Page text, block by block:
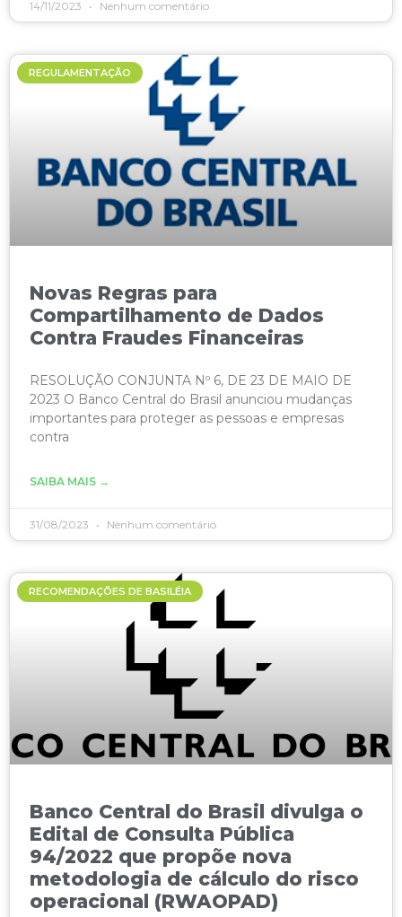
14/11/2023 Nenhum comentário
REGULAMENTAÇÃO
Novas Regras para
Compartilhamento de Dados
Contra Fraudes Financeiras
RESOLUÇÃO CONJUNTA Nº 6, DE 23 DE MAIO DE
2023 O Banco Central do Brasil anunciou mudanças
importantes para proteger as pessoas e empresas
contra
SAIBA MAIS →
31/08/2023 Nenhum comentário
RECOMENDAÇÕES DE BASILÉIA
Banco Central do Brasil divulga o
Edital de Consulta Pública
94/2022 que propõe nova
metodologia de cálculo do risco
operacional (RWAOPAD)